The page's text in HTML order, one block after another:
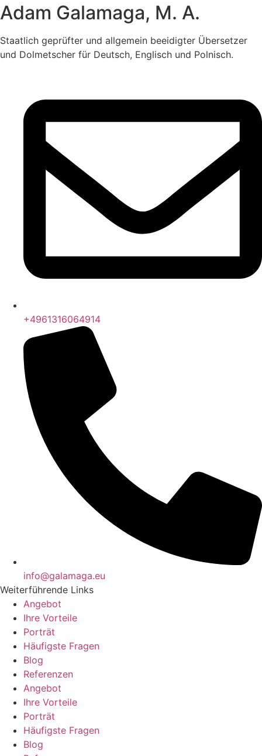
Adam Galamaga, M. A.
Staatlich geprüfter und allgemein beeidigter Übersetzer
und Dolmetscher für Deutsch, Englisch und Polnisch.
+4961316064914
info@galamaga.eu
Weiterführende Links
Angebot
Ihre Vorteile
Porträt
Häufigste Fragen
Blog
Referenzen
Angebot
Ihre Vorteile
Porträt
Häufigste Fragen
Blog